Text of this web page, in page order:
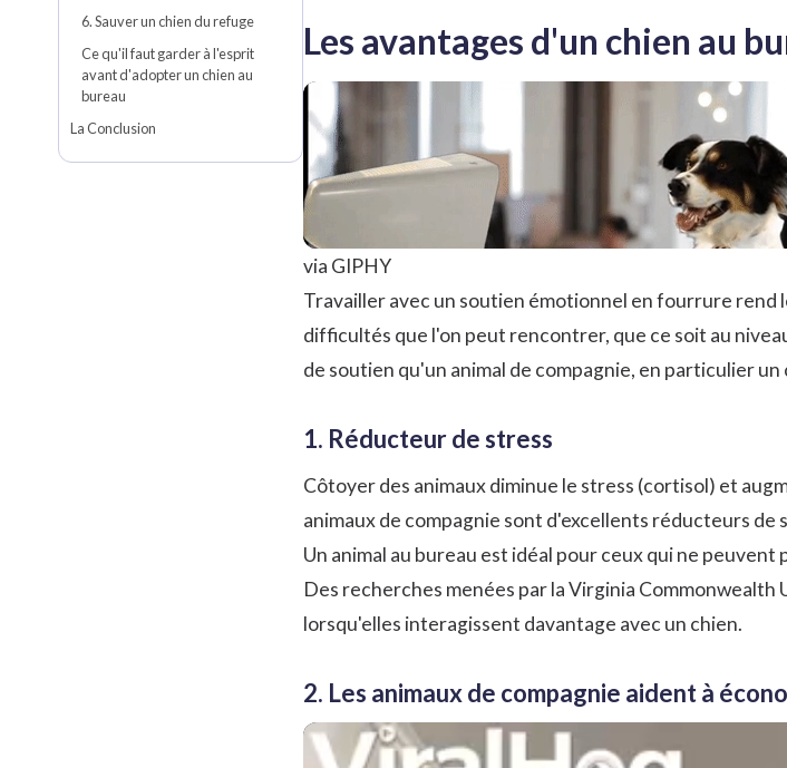
6. Sauver un chien du refuge
Ce qu'il faut garder à l'esprit
avant d'adopter un chien au
bureau
La Conclusion
Les avantages d'un chien au
via GIPHY
Travailler avec un soutien émotionnel en fourrure rend
difficultés que l'on peut rencontrer, que ce soit au
de soutien qu'un animal de compagnie, en particulier un
1. Réducteur de stress
Côtoyer des animaux diminue le stress (cortisol) et
animaux de compagnie sont d'excellents réducteurs
Un animal au bureau est idéal pour ceux qui ne peuvent
Des recherches menées parla Virginia Commonwealth
lorsqu'elles interagissent davantage avec un chien.
2. Les animaux de compagnie aident à